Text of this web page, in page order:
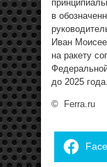
в
Иван
на ракету
до 2025 года.
© Ferra.ru